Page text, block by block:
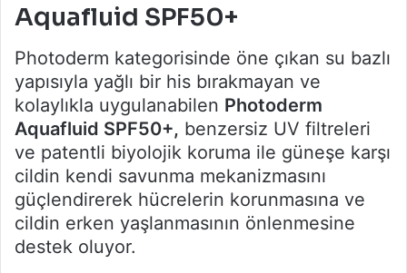
Aquafluid SPF50+
Photoderm kategorisinde öne çıkan su bazlı
yapısıyla yağlı bir his bırakmayan ve
kolaylıkla uygulanabilen Photoderm
Aquafluid SPF50+, benzersiz UV filtreleri
ve patentli biyolojik koruma ile güneşe karşı
cildin kendi savunma mekanizmasını
güçlendirerek hücrelerin korunmasına ve
cildin erken yaşlanmasının önlenmesine
destek oluyor.